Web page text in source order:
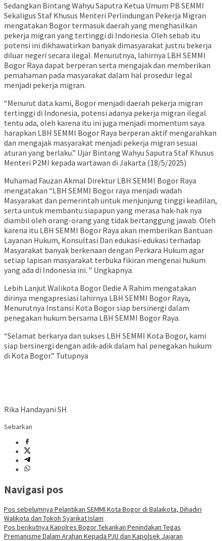
Sedangkan Bintang Wahyu Saputra Ketua Umum PB SEMMI
Sekaligus Staf Khusus Menteri Perlindungan Pekerja Migran
mengatakan Bogor termasuk daerah yang menghasilkan
pekerja migran yang tertinggi di Indonesia. Oleh sebab itu
potensi ini dikhawatirkan banyak dimasyarakat justru bekerja
diluar negeri secara ilegal. Menurutnya, lahirnya LBH SEMMI
Bogor Raya dapat berperan serta mengajak dan memberikan
pemahaman pada masyarakat dalam hal prosedur legal
menjadi pekerja migran.
“Menurut data kami, Bogor menjadi daerah pekerja migran
tertinggi di Indonesia, potensi adanya pekerja migran ilegal
tentu ada, oleh karena itu ini juga menjadi momentum saya
harapkan LBH SEMMI Bogor Raya berperan aktif mengarahkan
dan mengajak masyarakat menjadi pekerja migran sesuai
aturan yang berlaku.” Ujar Bintang Wahyu Saputra Staf Khusus
Menteri P2MI kepada wartawan di Jakarta (18/5/2025)
Muhamad Fauzan Akmal Direktur LBH SEMMI Bogor Raya
mengatakan “LBH SEMMI Bogor raya menjadi wadah
Masyarakat dan pemerintah untuk menjunjung tinggi keadilan,
serta untuk membantu siapapun yang merasa hak-hak nya
diambil oleh orang-orang yang tidak bertanggung jawab. Oleh
karena itu LBH SEMMI Bogor Raya akan memberikan Bantuan
Layanan Hukum, Konsultasi Dan edukasi-edukasi terhadap
Masyarakat banyak berkenaan dengan Perkara Hukum agar
setiap lapisan masyarakat terbuka fikiran mengenai hukum
yang ada di Indonesia ini. ” Ungkapnya.
Lebih Lanjut Walikota Bogor Dedie A Rahim mengatakan
dirinya mengapresiasi lahirnya LBH SEMMI Bogor Raya,
Menurutnya Instansi Kota Bogor siap bersinergi dalam
penegakan hukum bersama LBH SEMMI Bogor Raya.
“Selamat berkarya dan sukses LBH SEMMI Kota Bogor, kami
siap bersinergi dengan adik-adik dalam hal penegakan hukum
di Kota Bogor.” Tutupnya
Rika Handayani SH
Sebarkan
Navigasi pos
Pos sebelumnya Pelantikan SEMMI Kota Bogor di Balaikota, Dihadiri
Walikota dan Tokoh Syarikat Islam
Pos berikutnya Kapolres Bogor Tekankan Penindakan Tegas
Premanisme Dalam Arahan Kepada PJU dan Kapolsek Jajaran